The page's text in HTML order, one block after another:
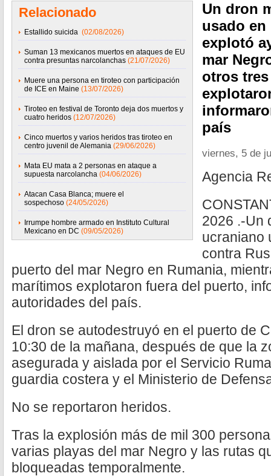
Relacionado
Estallido suicida (02/08/2026)
Suman 13 mexicanos muertos en ataques de EU
contra presuntas narcolanchas (21/07/2026)
Muere una persona en tiroteo con participación
de ICE en Maine (13/07/2026)
Tiroteo en festival de Toronto deja dos muertos y
cuatro heridos (12/07/2026)
Cinco muertos y varios heridos tras tiroteo en
centro juvenil de Alemania (29/06/2026)
Mata EU mata a 2 personas en ataque a
supuesta narcolancha (04/06/2026)
Atacan Casa Blanca; muere el
sospechoso (24/05/2026)
Irrumpe hombre armado en Instituto Cultural
Mexicano en DC (09/05/2026)
Un dron
usado en
explotó
mar
otros
país
viernes, 5 de
Agencia
2026 .-Un
ucraniano
contra
puerto del mar Negro en Rumania,
marítimos explotaron fuera del puerto,
autoridades del país.
El dron se autodestruyó en el puerto de
10:30 de la mañana, después de que la
asegurada y aislada por el Servicio
guardia costera y el Ministerio de
No se reportaron heridos.
Tras la explosión más de mil 300
varias playas del mar Negro y las rutas
bloqueadas temporalmente.